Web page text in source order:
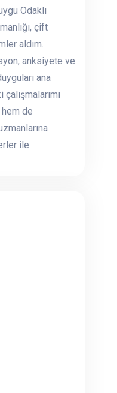
Odaklı
çift
aldım.
anksiyete ve
ana
de
ile